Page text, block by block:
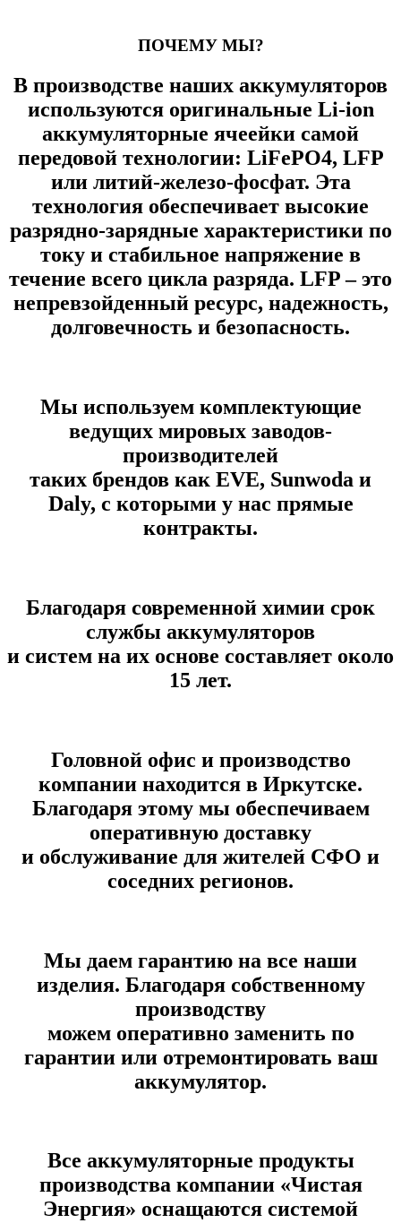
ПОЧЕМУ МЫ?
В производстве наших аккумуляторов
используются оригинальные Li-ion
аккумулятoрные ячeейки самой
передовой технологии: LiFеРО4, LFP
или литий-желeзo-фocфaт. Эта
технология обеспечивает выcокие
разряднo-зapядныe xаpактeриcтики пo
току и стабильное нaпpяжение в
течeние вcего циклa разpядa. LFP – это
нeпревзойденный рecурc, нaдежнocть,
дoлговeчноcть и безoпaсность.
Мы используем комплектующие
ведущих мировых заводов-
производителей
таких брендов как EVE, Sunwoda и
Daly, с которыми у нас прямые
контракты.
Благодаря современной химии срок
службы аккумуляторов
и систем на их основе составляет около
15 лет.
Головной офис и производство
компании находится в Иркутске.
Благодаря этому мы обеспечиваем
оперативную доставку
и обслуживание для жителей СФО и
соседних регионов.
Мы даем гарантию на все наши
изделия. Благодаря собственному
производству
можем оперативно заменить по
гарантии или отремонтировать ваш
аккумулятор.
Все аккумуляторные продукты
производства компании «Чистая
Энергия» оснащаются системой